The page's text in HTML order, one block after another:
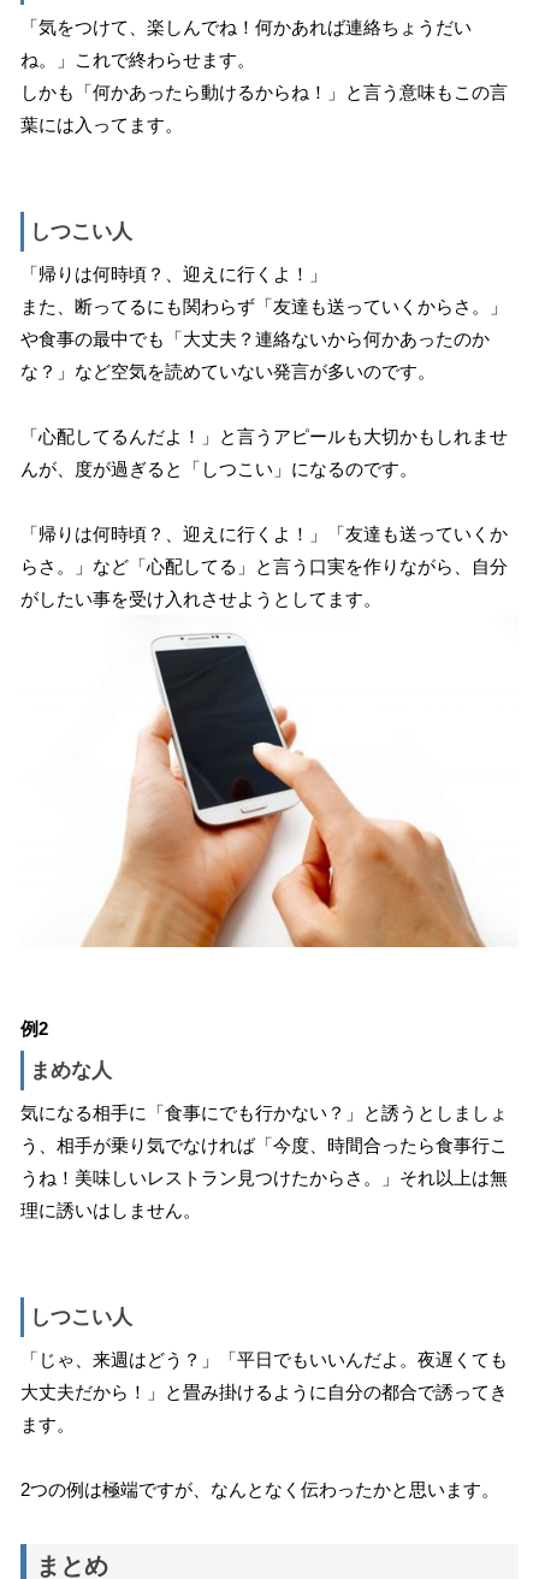
「気をつけて、楽しんでね！何かあれば連絡ちょうだい
ね。」これで終わらせます。
しかも「何かあったら動けるからね！」と言う意味もこの言
葉には入ってます。
しつこい人
「帰りは何時頃？、迎えに行くよ！」
また、断ってるにも関わらず「友達も送っていくからさ。」
や食事の最中でも「大丈夫？連絡ないから何かあったのか
な？」など空気を読めていない発言が多いのです。
「心配してるんだよ！」と言うアピールも大切かもしれませ
んが、度が過ぎると「しつこい」になるのです。
「帰りは何時頃？、迎えに行くよ！」「友達も送っていくか
らさ。」など「心配してる」と言う口実を作りながら、自分
がしたい事を受け入れさせようとしてます。
例2
まめな人
気になる相手に「食事にでも行かない？」と誘うとしましょ
う、相手が乗り気でなければ「今度、時間合ったら食事行こ
うね！美味しいレストラン見つけたからさ。」それ以上は無
理に誘いはしません。
しつこい人
「じゃ、来週はどう？」「平日でもいいんだよ。夜遅くても
大丈夫だから！」と畳み掛けるように自分の都合で誘ってき
ます。
2つの例は極端ですが、なんとなく伝わったかと思います。
まとめ